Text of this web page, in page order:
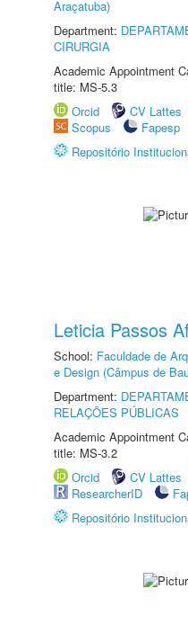
Araçatuba)
Department:
CIRURGIA
Academic Appointment
title: MS-5.3
Orcid
CV Lattes
Scopus
Fapesp
Repositório
Leticia Passos
School: Faculdade de
e Design (Câmpus de
Department:
RELAÇÕES PÚBLICAS
Academic Appointment
title: MS-3.2
Orcid
CV Lattes
ResearcherID
Repositório